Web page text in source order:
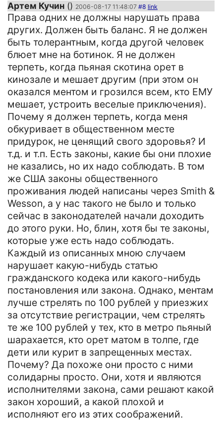
Артем Кучин () 2006-08-17 11:48:07 #8 link
Права одних не должны нарушать права
других. Должен быть баланс. Я не должен
быть толерантным, когда другой человек
блюет мне на ботинок. Я не должен
терпеть, когда пьяная скотина орет в
кинозале и мешает другим (при этом он
оказался ментом и грозился всем, кто ЕМУ
мешает, устроить веселые приключения).
Почему я должен терпеть, когда меня
обкуривает в общественном месте
придурок, не ценящий свого здоровья? И
т.д. и т.п. Есть законы, какие бы они плохие
не казались, но их надо соблюдать. В том
же США законы общественного
проживания людей написаны через Smith &
Wesson, а у нас такого не было и только
сейчас в законодателей начали доходить
до этого руки. Но, блин, хотя бы те законы,
которые уже есть надо соблюдать.
Каждый из описанных мною случаем
нарушает какую-нибудь статью
гражданского кодека или какого-нибудь
постановления или закона. Однако, ментам
лучше стрелять по 100 рублей у приезжих
за отсутствие регистрации, чем стрелять
те же 100 рублей у тех, кто в метро пьяный
шарахается, кто орет матом в толпе, где
дети или курит в запрещенных местах.
Почему? Да похоже они просто с ними
солидарны просто. Они, хотя и являются
исполнителями закона, сами решают какой
закон хороший, а какой плохой и
исполняют его из этих соображений.